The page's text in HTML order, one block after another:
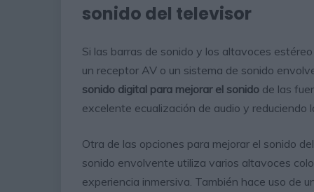
sonido del televisor
Si las barras de sonido y los altavoces
un receptor AV o un sistema de sonido
sonido digital para mejorar el sonido de las
excelente ecualización de audio y
Otra de las opciones para mejorar el sonido
sonido envolvente utiliza varios altavoces
experiencia inmersiva. También hace uso de